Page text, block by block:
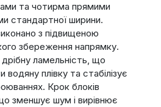
та чотирма прямими
стандартної ширини.
з підвищеною
збереження напрямку.
ламельність, що
плівку та стабілізує
Крок блоків
зменшує шум і вирівнює